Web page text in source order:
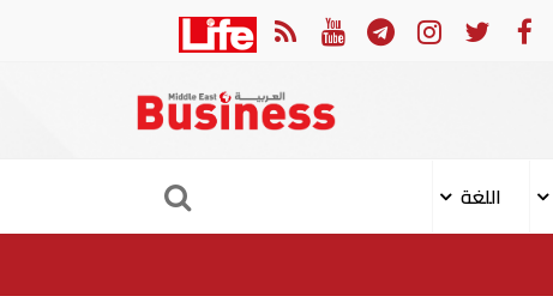
تقارير: ضغوط الحرس الثوري عرقلت اتفاقاً وشيكاً حول هرمز
اللغة